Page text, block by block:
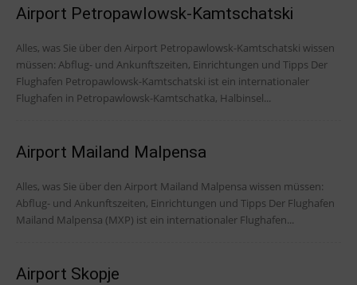
Airport Petropawlowsk-Kamtschatski
Alles, was Sie über den Airport Petropawlowsk-Kamtschatski wissen
müssen: Abflug- und Ankunftszeiten, Einrichtungen und Tipps Der
Flughafen Petropawlowsk-Kamtschatski ist ein internationaler
Flughafen in Petropawlowsk-Kamtschatka, Halbinsel...
Airport Mailand Malpensa
Alles, was Sie über den Airport Mailand Malpensa wissen müssen:
Abflug- und Ankunftszeiten, Einrichtungen und Tipps Der Flughafen
Mailand Malpensa (MXP) ist ein internationaler Flughafen...
Airport Skopje